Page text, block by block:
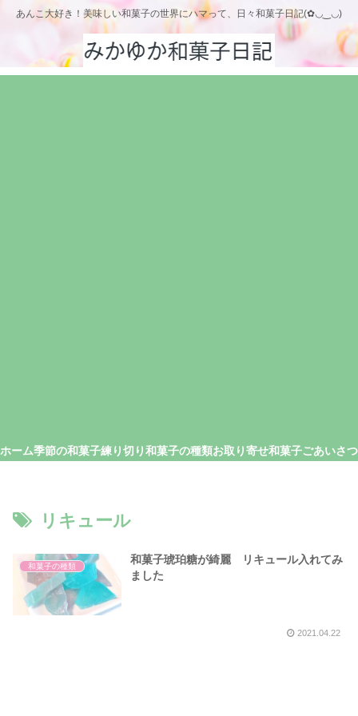
あんこ大好き！美味しい和菓子の世界にハマって、日々和菓子日記(✿◡‿◡)
ホーム季節の和菓子練り切り和菓子の種類お取り寄せ和菓子
リキュール
和菓子の種類
和菓子琥珀糖が綺麗 リキュール入れてみ
ました
2021.04.22